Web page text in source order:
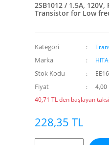
2SB1012 / 1.5A,
Transistor for Low
Kategori
Marka
Stok Kodu
Fiyat
4,00
40,71 TL den başlayan
228,35 TL